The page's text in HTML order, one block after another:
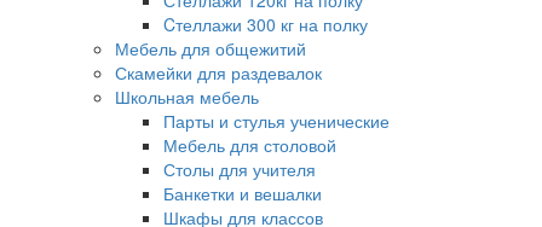
Cтеллажи 300 кг на полку
Мебель для общежитий
Скамейки для раздевалок
Школьная мебель
Парты и стулья ученические
Мебель для столовой
Столы для учителя
Банкетки и вешалки
Шкафы для классов